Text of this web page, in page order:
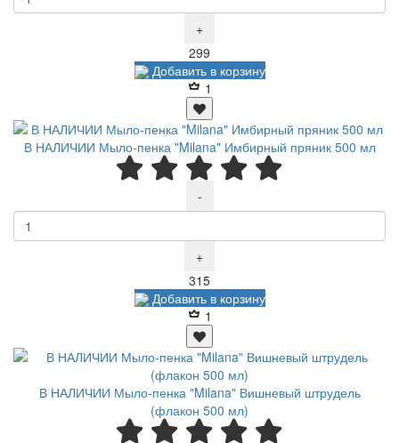
+
299
Добавить в корзину
1
В НАЛИЧИИ Мыло-пенка "Milana" Имбирный пряник 500 мл
-
+
315Р
Добавить в корзину
1
В НАЛИЧИИ Мыло-пенка "Milana" Вишневый штрудель
(флакон 500 мл)